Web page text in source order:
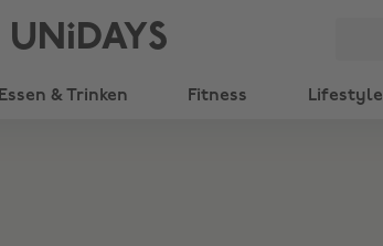
UNiDAYS
Essen & Trinken Fitness Lifestyle